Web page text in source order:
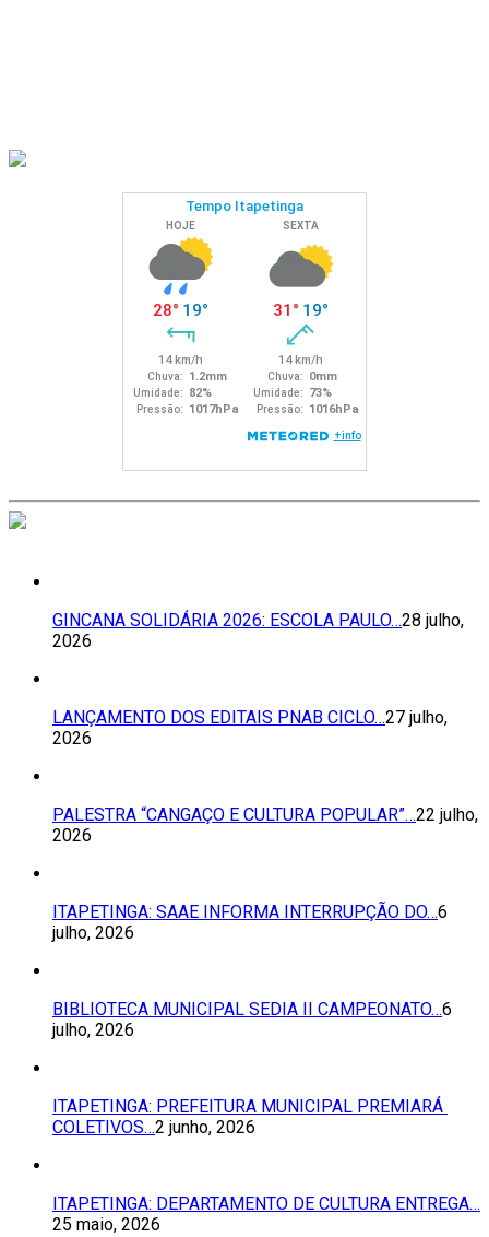
GINCANA SOLIDÁRIA 2026: ESCOLA PAULO…28 julho,
2026
LANÇAMENTO DOS EDITAIS PNAB CICLO…27 julho,
2026
PALESTRA “CANGAÇO E CULTURA POPULAR”…22 julho,
2026
ITAPETINGA: SAAE INFORMA INTERRUPÇÃO DO…6
julho, 2026
BIBLIOTECA MUNICIPAL SEDIA II CAMPEONATO…6
julho, 2026
ITAPETINGA: PREFEITURA MUNICIPAL PREMIARÁ
COLETIVOS…2 junho, 2026
ITAPETINGA: DEPARTAMENTO DE CULTURA ENTREGA…
25 maio, 2026